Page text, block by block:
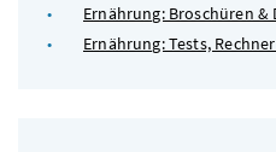
Ernährung: Broschüren &
Ernährung: Tests,